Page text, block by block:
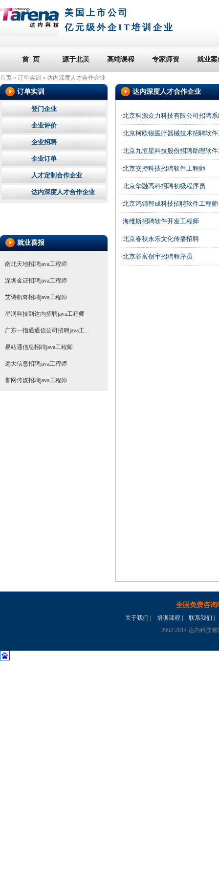
美国上市公司
亿元级外企IT培训企业
首 页 源于北美 高端课程 专家师资 就业案
首页 » 订单实训 » 达内深度人才合作企业
达内深度人才合作企业
·北京科源众力科技有限公司招聘
·北京柯欧锐医疗器械技术招聘软
·北京九恒星科技股份招聘助理软
·北京交控科技招聘软件工程师
·北京华融高科招聘初级程序员
·北京鸿锦智成科技招聘软件工程师
·海维斯招聘软件开发工程师
·北京春秋永乐文化传播招聘
·北京谷富创宇招聘程序员
订单实训
登门企业
企业评价
企业招聘
企业订单
人才定制合作企业
达内深度人才合作企业
就业喜报
南北天地招聘java工程师
深圳金证招聘java工程师
艾诗凯奇招聘java工程师
星润科技到达内招聘java工程师
广东一指通通信公司招聘java工...
易站通信息招聘java工程师
远大信息招聘java工程师
誉网传媒招聘java工程师
全国免费咨询
关于我们 培训课程 联系我们
2002-2014 达内科技